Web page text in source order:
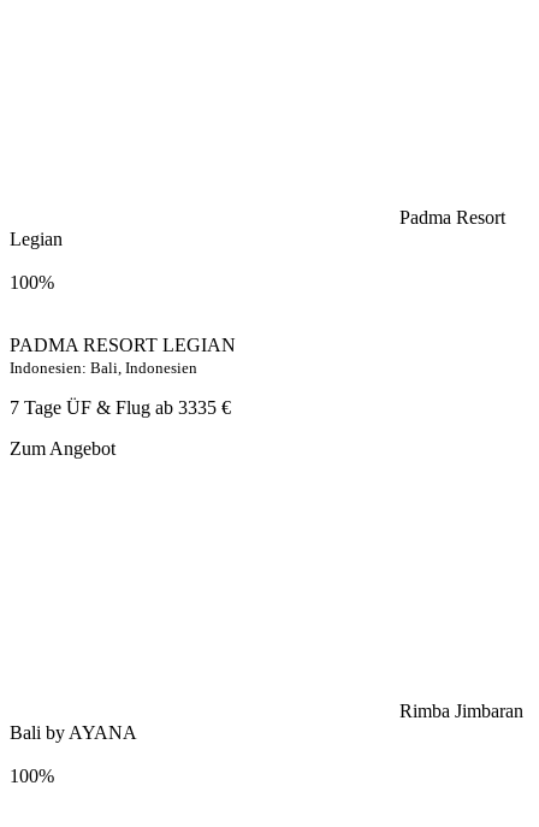
Padma Resort
Legian
100%
PADMA RESORT LEGIAN
Indonesien: Bali, Indonesien
7 Tage ÜF & Flug ab 3335 €
Zum Angebot
Rimba Jimbaran
Bali by AYANA
100%